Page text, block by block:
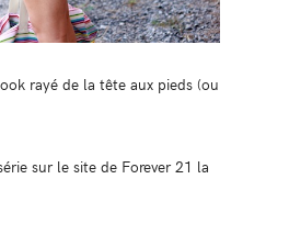
rayé de la tête aux pieds (ou
sur le site de Forever 21 la